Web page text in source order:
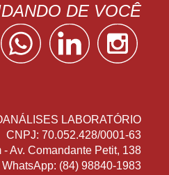
DE VOCÊ
LABORATÓRIO
CNPJ: 70.052.428/0001-63
Av. Comandante Petit, 138
WhatsApp: (84) 98840-1983